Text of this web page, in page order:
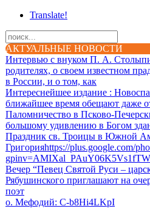
Translate!
АКТУАЛЬНЫЕ НОВОСТИ
Интервью с внуком П. А.
родителях, о своем известном
в России, и о том, как
Интереснейшее издание :
ближайшее время обещают даже
Паломничество в Псково-
большому удивлению в Богом
Праздник св. Троицы в Южной
Григорияhttps://plus.google.com/
Вечер “Певец Святой Руси –
Рябушинского приглашают на
поэт
о. Мефодий: C-b8Hi4LKpI